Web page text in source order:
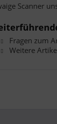
Scanner
Fragen zum
Weitere